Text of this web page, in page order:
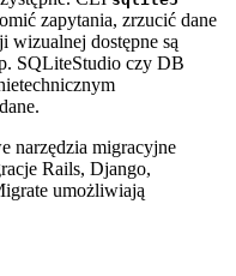
zapytania, zrzucić dane
wizualnej dostępne są
SQLiteStudio czy DB
narzędzia migracyjne
Rails, Django,
umożliwiają